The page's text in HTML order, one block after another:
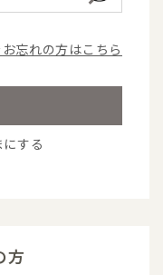
する
忘れの方はこちら
方